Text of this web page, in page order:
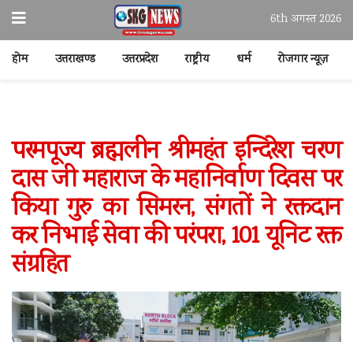
6th अगस्त 2026
होम उत्तराखण्ड उत्तरप्रदेश राष्ट्रीय धर्म रोजगार न्यूज़
परमपूज्य ब्रह्मलीन श्रीमहंत इन्दिरेश चरण
दास जी महाराज के महानिर्वाण दिवस पर
किया गुरु का सिमरन, संगतों ने रक्तदान
कर निभाई सेवा की परंपरा, 101 यूनिट रक्त
संग्रहित